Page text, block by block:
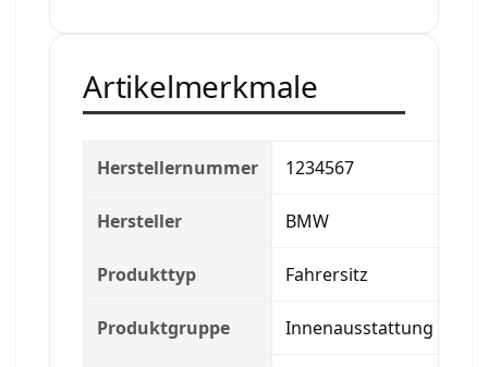
Artikelmerkmale
Herstellernummer 1234567
Hersteller BMW
Produkttyp Fahrersitz
Produktgruppe Innenausstattung